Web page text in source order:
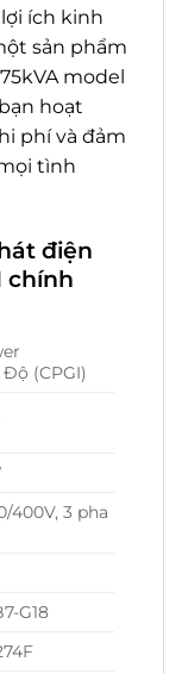
ích kinh
sản phẩm
model
hoạt
phí và đảm
tình
điện
chính
(CPGI)
400V, 3 pha
G18